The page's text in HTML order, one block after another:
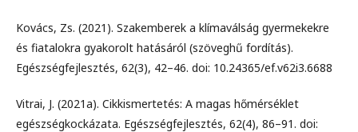
Kovács, Zs. (2021). Szakemberek a klímaválság gyermekekre
és fiatalokra gyakorolt hatásáról (szöveghű fordítás).
Egészségfejlesztés, 62(3), 42–46. doi: 10.24365/ef.v62i3.6688
Vitrai, J. (2021a). Cikkismertetés: A magas hőmérséklet
egészségkockázata. Egészségfejlesztés, 62(4), 86–91. doi: